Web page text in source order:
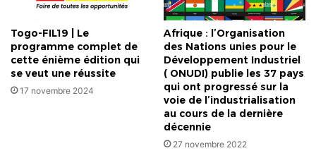
d'Agoè-
et
Aflao
Togo-FIL19 | Le
programme complet de
cette énième édition qui
se veut une réussite
17 novembre 2024
Afrique : l’Organisation
des Nations unies pour le
Développement Industriel
( ONUDI) publie les 37 pays
qui ont progressé sur la
voie de l’industrialisation
au cours de la dernière
décennie
27 novembre 2022